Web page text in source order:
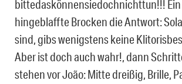
bittedaskönnensiedochnichttun!!!
hingeblaffte Brocken die Antwort:
sind, gibs wenigstens keine
Aber ist doch auch wahr!, dann
stehen vor João: Mitte dreißig, Brille,